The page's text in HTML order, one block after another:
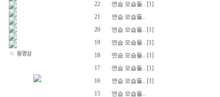
22
연습 모습들.. [1]
21
연습 모습들..
20
연습 모습들.. [1]
19
연습 모습들.. [1]
18
연습 모습들.. [1]
17
연습 모습들.. [1]
16
연습 모습들.. [1]
15
연습 모습들..